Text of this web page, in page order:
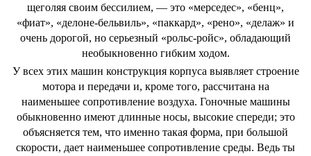
щеголяя своим бессилием, — это «мерседес», «бенц»,
«фиат», «делоне-бельвиль», «паккард», «рено», «делаж» и
очень дорогой, но серьезный «рольс-ройс», обладающий
необыкновенно гибким ходом.
У всех этих машин конструкция корпуса выявляет строение
мотора и передачи и, кроме того, рассчитана на
наименьшее сопротивление воздуха. Гоночные машины
обыкновенно имеют длинные носы, высокие спереди; это
объясняется тем, что именно такая форма, при большой
скорости, дает наименьшее сопротивление среды. Ведь ты